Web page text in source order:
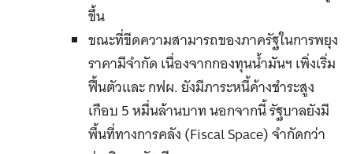
ขึ้น
ขณะที่ขีดความสามารถของภาครัฐในการพยุง
ราคามีจำกัด เนื่องจากกองทุนน้ำมันฯ เพิ่งเริ่ม
ฟื้นตัวและ กฟผ. ยังมีภาระหนี้ค้างชำระสูง
เกือบ 5 หมื่นล้านบาท นอกจากนี้ รัฐบาลยังมี
พื้นที่ทางการคลัง (Fiscal Space) จำกัดกว่า